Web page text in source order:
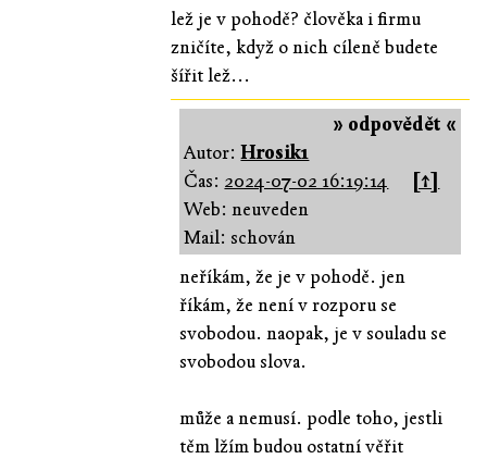
lež je v pohodě? člověka i firmu
zničíte, když o nich cíleně budete
šířit lež...
» odpovědět «
Autor:Hrosik1
Čas: 2024-07-02 16:19:14
[↑]
Web: neuveden
Mail: schován
neříkám, že je v pohodě. jen
říkám, že není v rozporu se
svobodou. naopak, je v souladu se
svobodou slova.
může a nemusí. podle toho, jestli
těm lžím budou ostatní věřit